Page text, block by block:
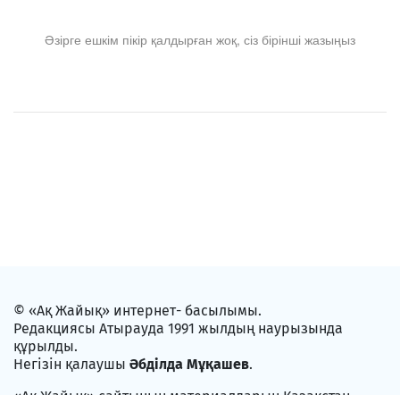
Әзірге ешкім пікір қалдырған жоқ, сіз бірінші жазыңыз
© «Ақ Жайық» интернет- басылымы.
Редакциясы Атырауда 1991 жылдың наурызында
құрылды.
Негізін қалаушы Әбділда Мұқашев.